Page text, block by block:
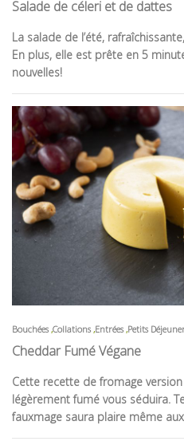
Salade de céleri et de dattes
La salade de l’été,
En plus, elle est prête en 5
nouvelles!
Bouchées Collations Entrées Petits
Cheddar Fumé Végane
Cette recette de fromage
légèrement fumé vous séduira.
fauxmage saura plaire même